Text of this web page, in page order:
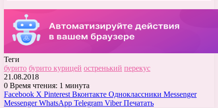
Теги
бурито бурито курицей остренький перекус
21.08.2018
0 Время чтения: 1 минута
Facebook X Pinterest Вконтакте Одноклассники Messenger
Messenger WhatsApp Telegram Viber Печатать